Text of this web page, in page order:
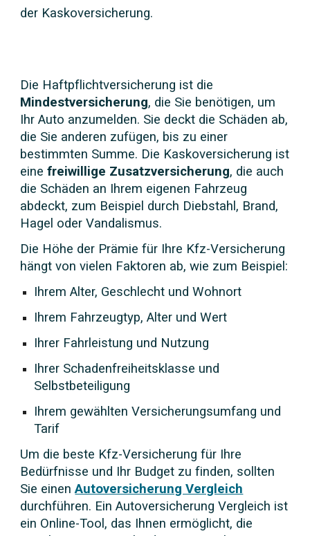
der Kaskoversicherung.
Die Haftpflichtversicherung ist die
Mindestversicherung, die Sie benötigen, um
Ihr Auto anzumelden. Sie deckt die Schäden ab,
die Sie anderen zufügen, bis zu einer
bestimmten Summe. Die Kaskoversicherung ist
einefreiwillige Zusatzversicherung, die auch
die Schäden an Ihrem eigenen Fahrzeug
abdeckt, zum Beispiel durch Diebstahl, Brand,
Hagel oder Vandalismus.
Die Höhe der Prämie für Ihre Kfz-Versicherung
hängt von vielen Faktoren ab, wie zum Beispiel:
Ihrem Alter, Geschlecht und Wohnort
Ihrem Fahrzeugtyp, Alter und Wert
Ihrer Fahrleistung und Nutzung
Ihrer Schadenfreiheitsklasse und
Selbstbeteiligung
Ihrem gewählten Versicherungsumfang und
Tarif
Um die beste Kfz-Versicherung für Ihre
Bedürfnisse und Ihr Budget zu finden, sollten
Sie einenAutoversicherung Vergleich
durchführen. Ein Autoversicherung Vergleich ist
ein Online-Tool, das Ihnen ermöglicht, die